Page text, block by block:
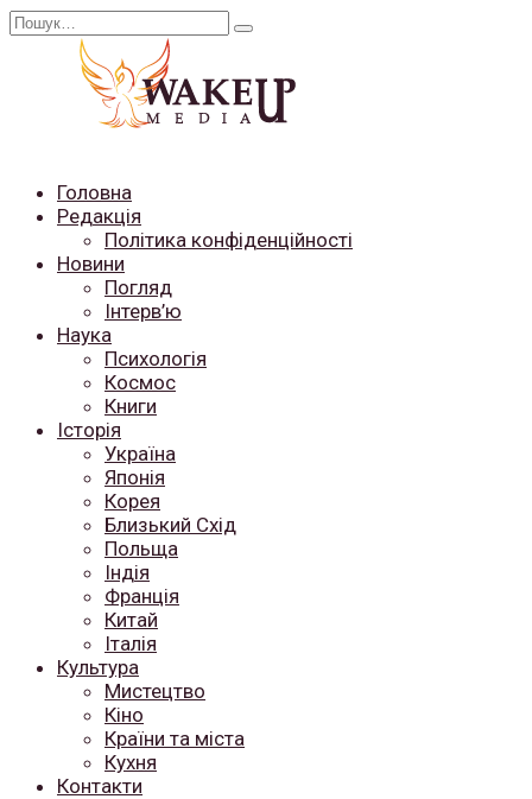
Перейти
Search
Головна
Редакція
Політика конфіденційності
Новини
Погляд
Інтерв’ю
Наука
Психологія
Космос
Книги
Історія
Україна
Японія
Корея
Близький Схід
Польща
Індія
Франція
Китай
Італія
Культура
Мистецтво
Кіно
Країни та міста
Кухня
Контакти